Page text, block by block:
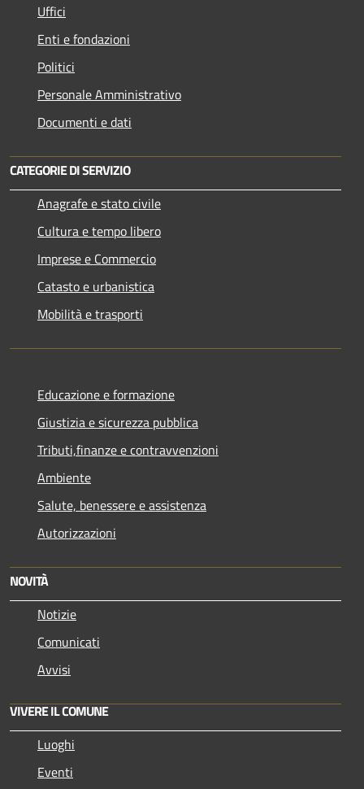
Uffici
Enti e fondazioni
Politici
Personale Amministrativo
Documenti e dati
CATEGORIE DI SERVIZIO
Anagrafe e stato civile
Cultura e tempo libero
Imprese e Commercio
Catasto e urbanistica
Mobilità e trasporti
Educazione e formazione
Giustizia e sicurezza pubblica
Tributi,finanze e contravvenzioni
Ambiente
Salute, benessere e assistenza
Autorizzazioni
NOVITÀ
Notizie
Comunicati
Avvisi
VIVERE IL COMUNE
Luoghi
Eventi